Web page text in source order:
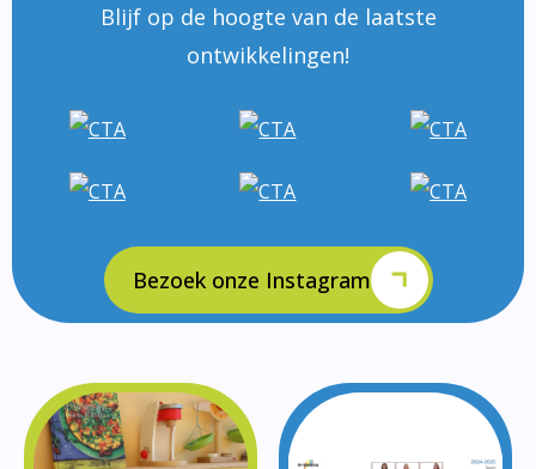
Blijf op de hoogte van de laatste
ontwikkelingen!
Bezoek onze Instagram